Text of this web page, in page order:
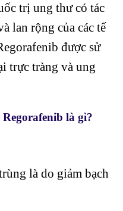
trị ung thư có tác
lan rộng của các tế
được sử
trực tràng và ung
là gì?
là do giảm bạch